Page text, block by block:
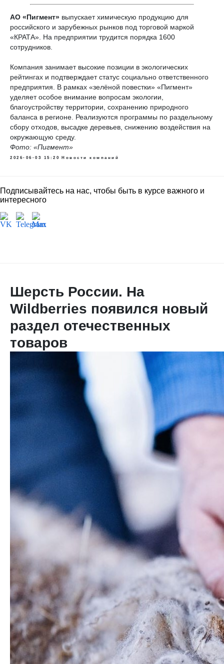
АО «Пигмент» выпускает химическую продукцию для
российского и зарубежных рынков под торговой маркой
«КРАТА». На предприятии трудится порядка 1600
сотрудников.
Компания занимает высокие позиции в экологических
рейтингах и подтверждает статус социально ответственного
предприятия. В рамках «зелёной повестки» «Пигмент»
уделяет особое внимание вопросам экологии,
благоустройству территории, сохранению природного
баланса в регионе. Реализуются программы по раздельному
сбору отходов, высадке деревьев, снижению воздействия на
окружающую среду.
Фото: «Пигмент»
2026-06-03 15:20 Новости компаний
Подписывайтесь на нас, чтобы быть в курсе важного и
интересного
Шерсть России. На
Wildberries появился новый
раздел отечественных
товаров